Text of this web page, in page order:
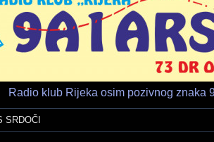
Radio klub Rijeka osim pozivnog znaka
SRDOČI